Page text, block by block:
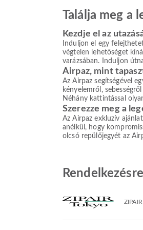
Találja meg a
Kezdje el az
Induljon el egy
végtelen lehetőséget
varázsában. Induljon
Airpaz, mint
Az Airpaz segítségével
kényelemről,
Néhány kattintással
Szerezze meg a
Az Airpaz exkluzív
anélkül, hogy
olcsó repülőjegyét az
ZIPAIR